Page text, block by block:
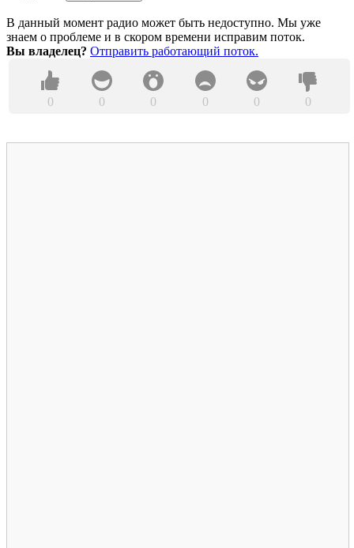
В данный момент радио может быть недоступно. Мы уже
знаем о проблеме и в скором времени исправим поток.
Вы владелец? Отправить работающий поток.
0 0 0 0 0 0